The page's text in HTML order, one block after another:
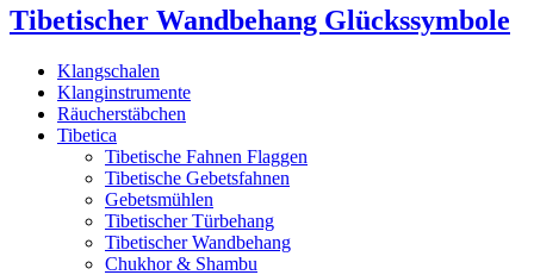
Tibetischer Wandbehang Glückssymbole
Klangschalen
Klanginstrumente
Räucherstäbchen
Tibetica
Tibetische Fahnen Flaggen
Tibetische Gebetsfahnen
Gebetsmühlen
Tibetischer Türbehang
Tibetischer Wandbehang
Chukhor & Shambu